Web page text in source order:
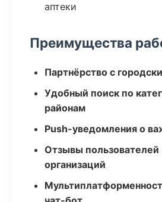
аптеки
Преимущества
Партнёрство с
Удобный поиск по
районам
Push-уведомления о
Отзывы пользователей
организаций